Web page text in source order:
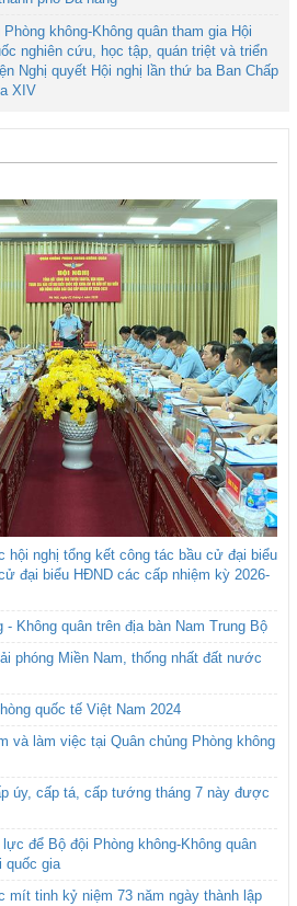
không-Không quân tham gia Hội
nghiên cứu, học tập, quán triệt và triển
Nghị quyết Hội nghị lần thứ ba Ban Chấp
XIV
hội nghị tổng kết công tác bầu cử đại biểu
đại biểu HĐND các cấp nhiệm kỳ 2026-
- Không quân trên địa bàn Nam Trung Bộ
phóng Miền Nam, thống nhất đất nước
quốc tế Việt Nam 2024
và làm việc tại Quân chủng Phòng không
úy, cấp tá, cấp tướng tháng 7 này được
để Bộ đội Phòng không-Không quân
quốc gia
mít tinh kỷ niệm 73 năm ngày thành lập